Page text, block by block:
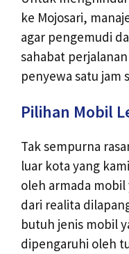
ke Mojosari,
agar pengemudi
sahabat
penyewa satu jam
Pilihan Mobil
Tak sempurna
luar kota yang
oleh armada
dari realita
butuh jenis mobil
dipengaruhi oleh